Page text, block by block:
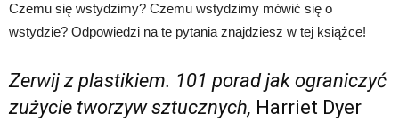
Czemu się wstydzimy? Czemu wstydzimy mówić się o
wstydzie? Odpowiedzi na te pytania znajdziesz w tej książce!
Zerwij z plastikiem. 101 porad jak ograniczyć
zużycie tworzyw sztucznych, Harriet Dyer